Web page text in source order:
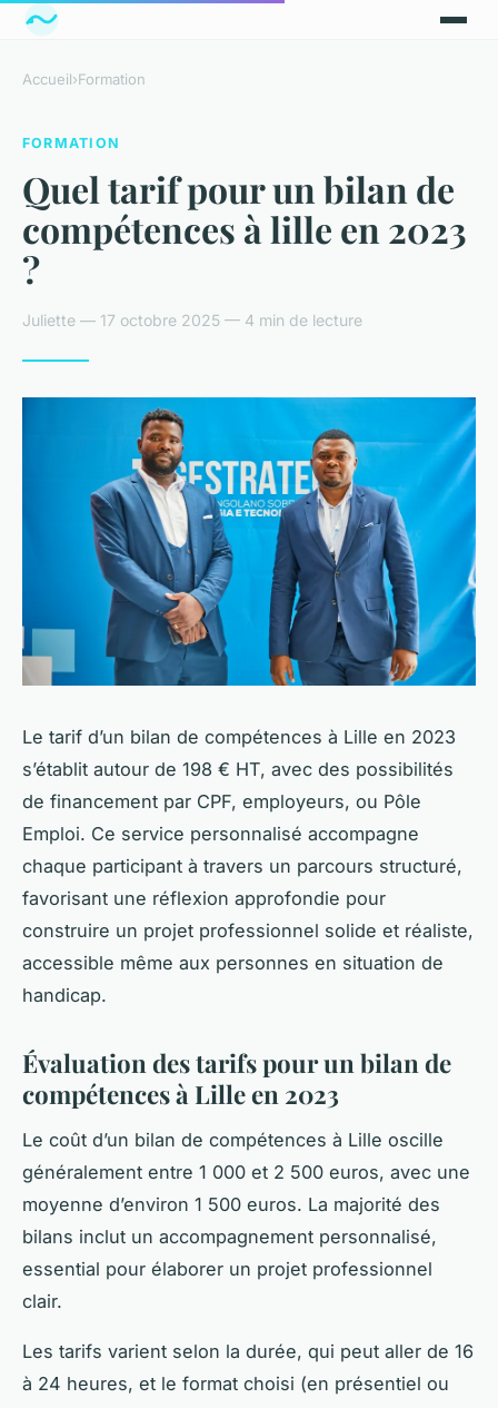
Accueil›Formation
FORMATION
Quel tarif pour un bilan de
compétences à lille en 2023
?
Juliette — 17 octobre 2025 — 4 min de lecture
Le tarif d’un bilan de compétences à Lille en 2023
s’établit autour de 198 € HT, avec des possibilités
de financement par CPF, employeurs, ou Pôle
Emploi. Ce service personnalisé accompagne
chaque participant à travers un parcours structuré,
favorisant une réflexion approfondie pour
construire un projet professionnel solide et réaliste,
accessible même aux personnes en situation de
handicap.
Évaluation des tarifs pour un bilan de
compétences à Lille en 2023
Le coût d’un bilan de compétences à Lille oscille
généralement entre 1 000 et 2 500 euros, avec une
moyenne d’environ 1 500 euros. La majorité des
bilans inclut un accompagnement personnalisé,
essential pour élaborer un projet professionnel
clair.
Les tarifs varient selon la durée, qui peut aller de 16
à 24 heures, et le format choisi (en présentiel ou